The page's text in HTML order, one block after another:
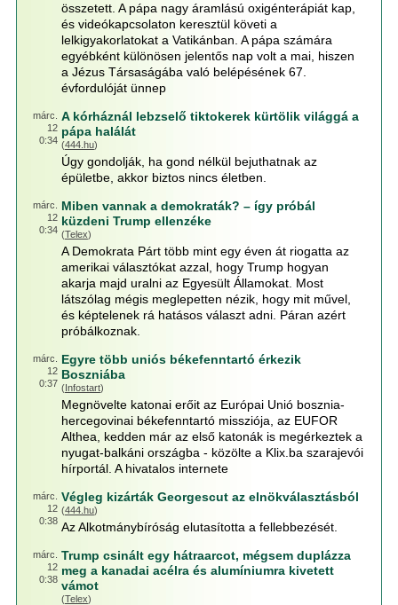
összetett. A pápa nagy áramlású oxigénterápiát kap,
és videókapcsolaton keresztül követi a
lelkigyakorlatokat a Vatikánban. A pápa számára
egyébként különösen jelentős nap volt a mai, hiszen
a Jézus Társaságába való belépésének 67.
évfordulóját ünnep
márc.
12
0:34
A kórháznál lebzselő tiktokerek kürtölik világgá a
pápa halálát
(444.hu)
Úgy gondolják, ha gond nélkül bejuthatnak az
épületbe, akkor biztos nincs életben.
márc.
12
0:34
Miben vannak a demokraták? – így próbál
küzdeni Trump ellenzéke
(Telex)
A Demokrata Párt több mint egy éven át riogatta az
amerikai választókat azzal, hogy Trump hogyan
akarja majd uralni az Egyesült Államokat. Most
látszólag mégis meglepetten nézik, hogy mit művel,
és képtelenek rá hatásos választ adni. Páran azért
próbálkoznak.
márc.
12
0:37
Egyre több uniós békefenntartó érkezik
Boszniába
(Infostart)
Megnövelte katonai erőit az Európai Unió bosznia-
hercegovinai békefenntartó missziója, az EUFOR
Althea, kedden már az első katonák is megérkeztek a
nyugat-balkáni országba - közölte a Klix.ba szarajevói
hírportál. A hivatalos internete
márc.
12
0:38
Végleg kizárták Georgescut az elnökválasztásból
(444.hu)
Az Alkotmánybíróság elutasította a fellebbezését.
márc.
12
0:38
Trump csinált egy hátraarcot, mégsem duplázza
meg a kanadai acélra és alumíniumra kivetett
vámot
(Telex)